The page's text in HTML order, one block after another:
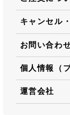
キャンセル
お問い合わ
個人情報（
運営会社